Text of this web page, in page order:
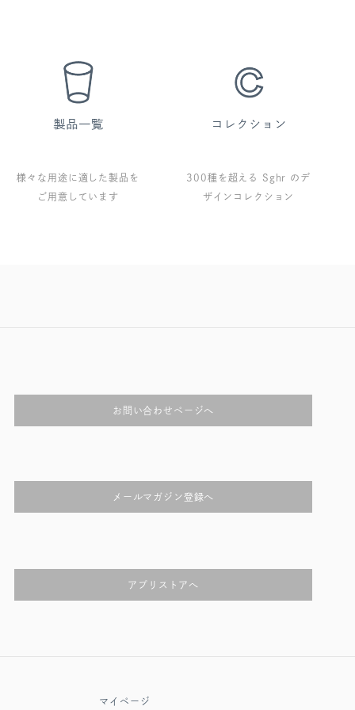
様々な用途に適した製品を
ご用意しています
300種を超える Sghr のデ
ザインコレクション
お問い合わせページへ
メールマガジン登録へ
アプリストアへ
マイページ